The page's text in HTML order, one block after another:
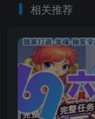
相关推荐